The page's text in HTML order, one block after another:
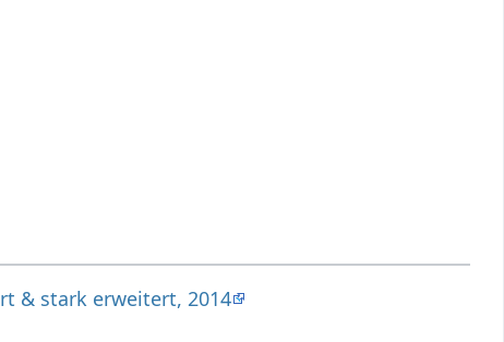
& stark erweitert, 2014